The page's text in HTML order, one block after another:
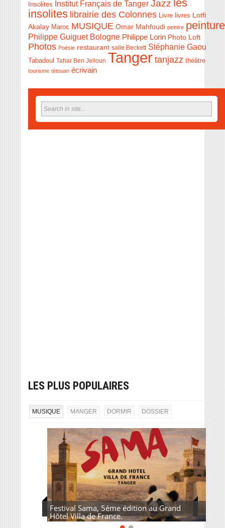
Insolites Institut Français de Tanger Jazz les
insolites librairie des Colonnes Livre livres Lotfi
Akalay Maroc MUSIQUE Omar Mahfoudi peintre peinture
Philippe Guiguet Bologne Philippe Lorin Photo Loft
Photos Poésie restaurant salle Beckett Stéphanie Gaou
Tabadoul Tahar Ben Jelloun Tanger tanjazz théâtre
tourisme tétouan écrivain
LES PLUS POPULAIRES
MUSIQUE MANGER DORMIR DOSSIER
Festival Sama, 5éme édition au Grand
Hôtel Villa de France.